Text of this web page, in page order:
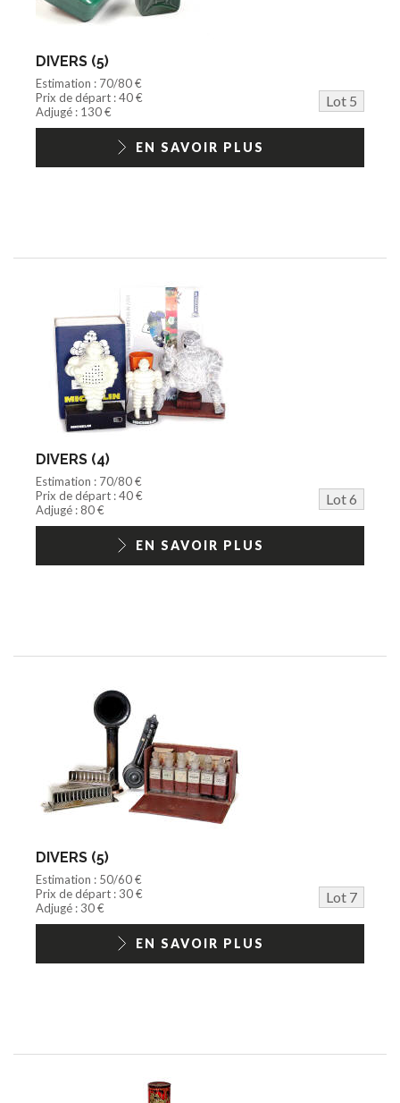
DIVERS (5)
Estimation : 70/80 €
Prix de départ : 40 €
Lot 5
Adjugé : 130 €
EN SAVOIR PLUS
DIVERS (4)
Estimation : 70/80 €
Prix de départ : 40 €
Lot 6
Adjugé : 80 €
EN SAVOIR PLUS
DIVERS (5)
Estimation : 50/60 €
Prix de départ : 30 €
Lot 7
Adjugé : 30 €
EN SAVOIR PLUS